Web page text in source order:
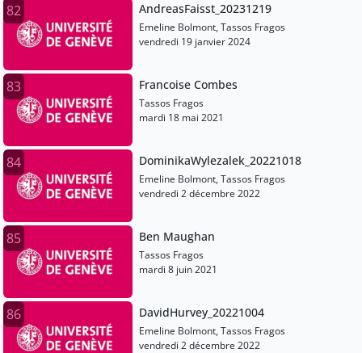
82 AndreasFaisst_20231219
Emeline Bolmont, Tassos Fragos
vendredi 19 janvier 2024
83 Francoise Combes
Tassos Fragos
mardi 18 mai 2021
84 DominikaWylezalek_20221018
Emeline Bolmont, Tassos Fragos
vendredi 2 décembre 2022
85 Ben Maughan
Tassos Fragos
mardi 8 juin 2021
86 DavidHurvey_20221004
Emeline Bolmont, Tassos Fragos
vendredi 2 décembre 2022